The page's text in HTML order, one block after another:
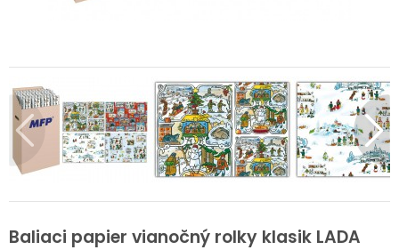
Baliaci papier vianočný rolky klasik LADA